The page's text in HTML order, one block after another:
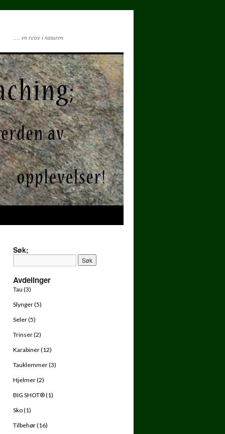
…. en reise i naturen
Søk;
Avdelinger
Tau (3)
Slynger (5)
Seler (5)
Trinser (2)
Karabiner (12)
Tauklemmer (3)
Hjelmer (2)
BIG SHOT® (1)
Sko (1)
Tilbehør (16)